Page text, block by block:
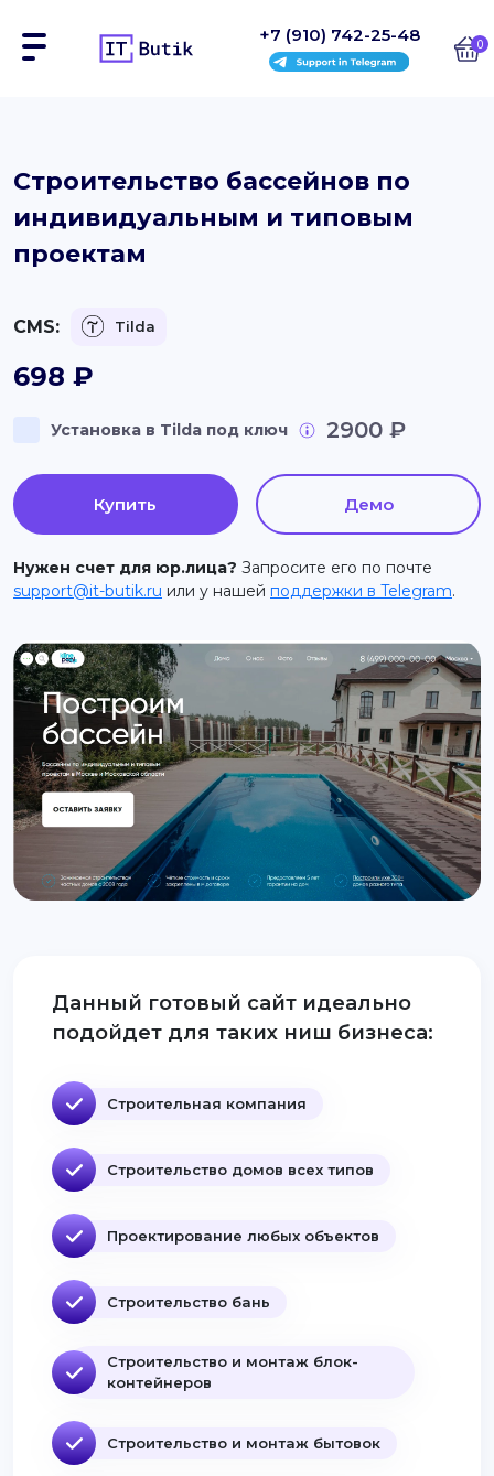
Интернет-магазины
Блоки
На заказ
Инструкции
Блог
Контакты
support@it-butik.ru
+7 (910) 742-25-48 0
Строительство бассейнов по
индивидуальным и типовым
проектам
CMS: Tilda
698 ₽
Установка в Tilda под ключ 2900 ₽
Купить Демо
Нужен счет для юр.лица? Запросите его по почте
support@it-butik.ru или у нашей поддержки в Telegram.
Данный готовый сайт идеально
подойдет для таких ниш бизнеса:
Строительная компания
Строительство домов всех типов
Проектирование любых объектов
Строительство бань
Строительство и монтаж блок-
контейнеров
Строительство и монтаж бытовок